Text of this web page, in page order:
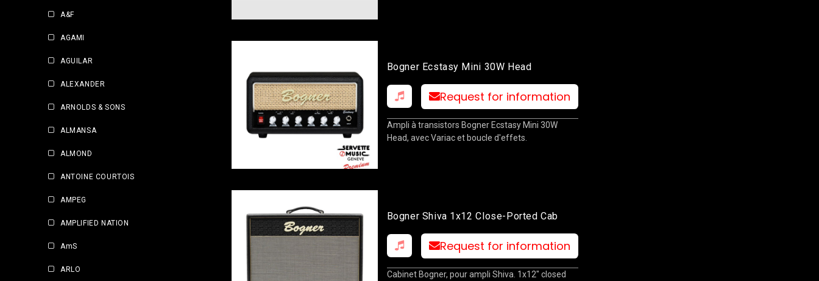
A&F
AGAMI
AGUILAR
ALEXANDER
ARNOLDS & SONS
ALMANSA
ALMOND
ANTOINE COURTOIS
AMPEG
AMPLIFIED NATION
AmS
ARLO
Bogner Ecstasy Mini 30W Head
Request for information
Ampli à transistors Bogner Ecstasy Mini 30W
Head, avec Variac et boucle d'effets.
Bogner Shiva 1x12 Close-Ported Cab
Request for information
Cabinet Bogner, pour ampli Shiva. 1x12" closed